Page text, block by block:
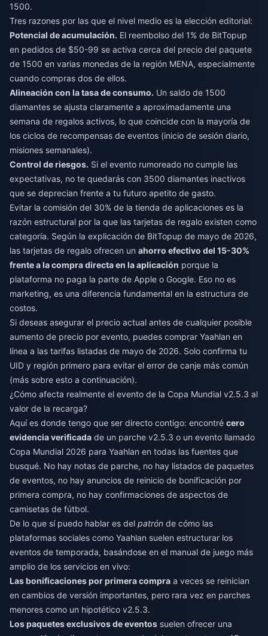
1500.
Tres razones por las que el nivel medio es la elección editorial:
Potencial de acumulación. El reembolso del 1% de BitTopup
en pedidos de $50-99 se activa cerca del precio del paquete
de 1500 en varias monedas de la región MENA, especialmente
cuando compras dos de ellos.
Alineación con la tasa de consumo. Un saldo de 1500
diamantes se ajusta claramente a aproximadamente una
semana de regalos activos, lo que coincide con la mayoría de
los ciclos de recompensas de eventos (inicio de sesión diario,
misiones semanales).
Control de riesgos. Si el evento rumoreado no cumple las
expectativas, no te quedarás con 3500 diamantes inactivos
que se deprecian frente a tu futuro apetito de gasto.
Evitar la comisión del 30% de la tienda de aplicaciones es la
razón estructural por la que las tarjetas de regalo existen como
categoría. Según la explicación de BitTopup de mayo de 2026,
las tarjetas de regalo ofrecen un ahorro efectivo del 15-30%
frente a la compra directa en la aplicación porque la
plataforma no paga la parte de Apple o Google. Eso no es
marketing, es una diferencia fundamental en la estructura de
costos.
Si deseas asegurar el precio actual antes de cualquier posible
aumento de precio por evento, puedes comprar Yaahlan en
línea a las tarifas listadas de mayo de 2026. Solo confirma tu
UID y región primero para evitar el error de canje más común
(más sobre esto a continuación).
¿Cómo afecta realmente el evento de la Copa Mundial v2.5.3 al
valor de la recarga?
Aquí es donde tengo que ser directo contigo: encontré cero
evidencia verificada de un parche v2.5.3 o un evento llamado
Copa Mundial 2026 para Yaahlan en todas las fuentes que
busqué. No hay notas de parche, no hay listados de paquetes
de eventos, no hay anuncios de reinicio de bonificación por
primera compra, no hay confirmaciones de aspectos de
camisetas de fútbol.
De lo que sí puedo hablar es del patrón de cómo las
plataformas sociales como Yaahlan suelen estructurar los
eventos de temporada, basándose en el manual de juego más
amplio de los servicios en vivo:
Las bonificaciones por primera compra a veces se reinician
en cambios de versión importantes, pero rara vez en parches
menores como un hipotético v2.5.3.
Los paquetes exclusivos de eventos suelen ofrecer una